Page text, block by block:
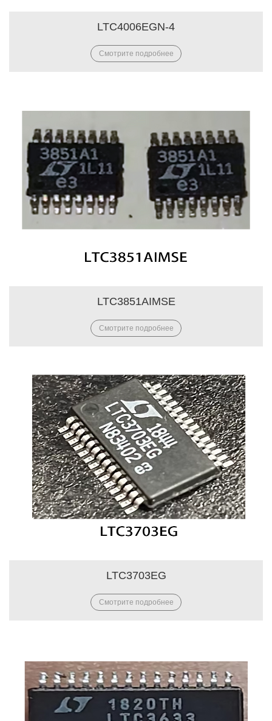
LTC4006EGN-4
Смотрите подробнее
LTC3851AIMSE
Смотрите подробнее
LTC3703EG
Смотрите подробнее